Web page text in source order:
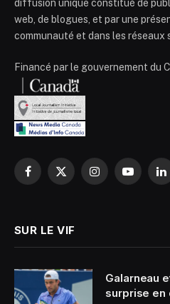
diffusion unique constitué de
web, de blogues, et par une
communauté et dans les réseaux
Financé par le gouvernement du
Facebook
X
InstagramYouTube
SUR LE VIF
Galarneau
surprise en